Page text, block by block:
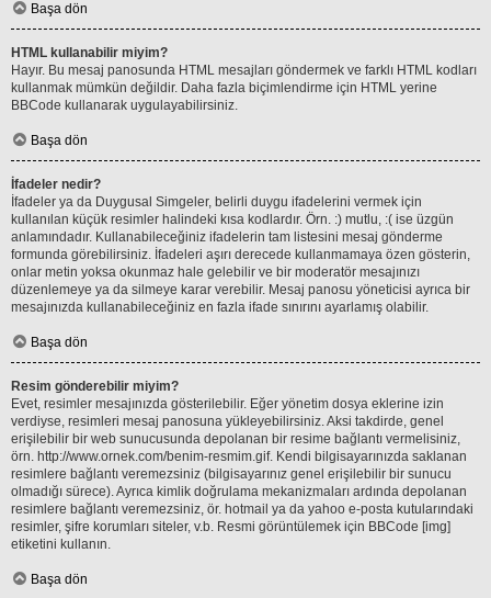
Başa dön
HTML kullanabilir miyim?
Hayır. Bu mesaj panosunda HTML mesajları göndermek ve farklı HTML kodları
kullanmak mümkün değildir. Daha fazla biçimlendirme için HTML yerine
BBCode kullanarak uygulayabilirsiniz.
Başa dön
İfadeler nedir?
İfadeler ya da Duygusal Simgeler, belirli duygu ifadelerini vermek için
kullanılan küçük resimler halindeki kısa kodlardır. Örn. :) mutlu, :( ise üzgün
anlamındadır. Kullanabileceğiniz ifadelerin tam listesini mesaj gönderme
formunda görebilirsiniz. İfadeleri aşırı derecede kullanmamaya özen gösterin,
onlar metin yoksa okunmaz hale gelebilir ve bir moderatör mesajınızı
düzenlemeye ya da silmeye karar verebilir. Mesaj panosu yöneticisi ayrıca bir
mesajınızda kullanabileceğiniz en fazla ifade sınırını ayarlamış olabilir.
Başa dön
Resim gönderebilir miyim?
Evet, resimler mesajınızda gösterilebilir. Eğer yönetim dosya eklerine izin
verdiyse, resimleri mesaj panosuna yükleyebilirsiniz. Aksi takdirde, genel
erişilebilir bir web sunucusunda depolanan bir resime bağlantı vermelisiniz,
örn. http://www.ornek.com/benim-resmim.gif. Kendi bilgisayarınızda saklanan
resimlere bağlantı veremezsiniz (bilgisayarınız genel erişilebilir bir sunucu
olmadığı sürece). Ayrıca kimlik doğrulama mekanizmaları ardında depolanan
resimlere bağlantı veremezsiniz, ör. hotmail ya da yahoo e-posta kutularındaki
resimler, şifre korumları siteler, v.b. Resmi görüntülemek için BBCode [img]
etiketini kullanın.
Başa dön